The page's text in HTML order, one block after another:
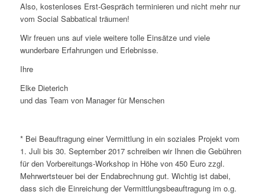
Also, kostenloses Erst-Gespräch terminieren und nicht mehr nur
vom Social Sabbatical träumen!
Wir freuen uns auf viele weitere tolle Einsätze und viele
wunderbare Erfahrungen und Erlebnisse.
Ihre
Elke Dieterich
und das Team von Manager für Menschen
* Bei Beauftragung einer Vermittlung in ein soziales Projekt vom
1. Juli bis 30. September 2017 schreiben wir Ihnen die Gebühren
für den Vorbereitungs-Workshop in Höhe von 450 Euro zzgl.
Mehrwertsteuer bei der Endabrechnung gut. Wichtig ist dabei,
dass sich die Einreichung der Vermittlungsbeauftragung im o.g.